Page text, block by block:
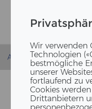
Wir verwenden
Technologien
bestmögliche
unserer
fortlaufend zu
Cookies
Drittanbietern
Accueil Actualités